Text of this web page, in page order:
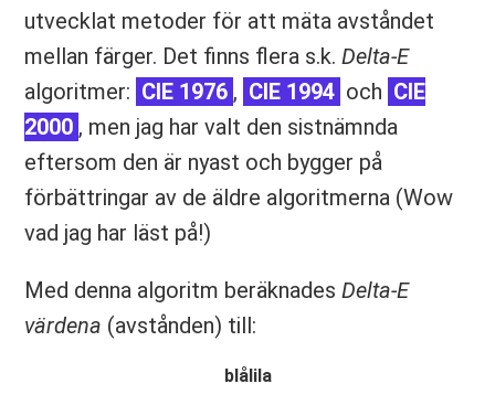
utvecklat metoder för att mäta avståndet
mellan färger. Det finns flera s.k.Delta-E
algoritmer: CIE 1976 , CIE 1994 och CIE
2000 , men jag har valt den sistnämnda
eftersom den är nyast och bygger på
förbättringar av de äldre algoritmerna (Wow
vad jag har läst på!)
Med denna algoritm beräknadesDelta-E
värdena (avstånden) till:
blålila